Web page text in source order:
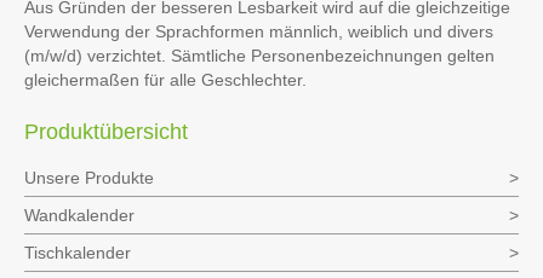
Gender Hinweis
Aus Gründen der besseren Lesbarkeit wird auf die gleichzeitige
Verwendung der Sprachformen männlich, weiblich und divers
gleichermaßen für alle Geschlechter.
Produktübersicht
Unsere Produkte
Wandkalender